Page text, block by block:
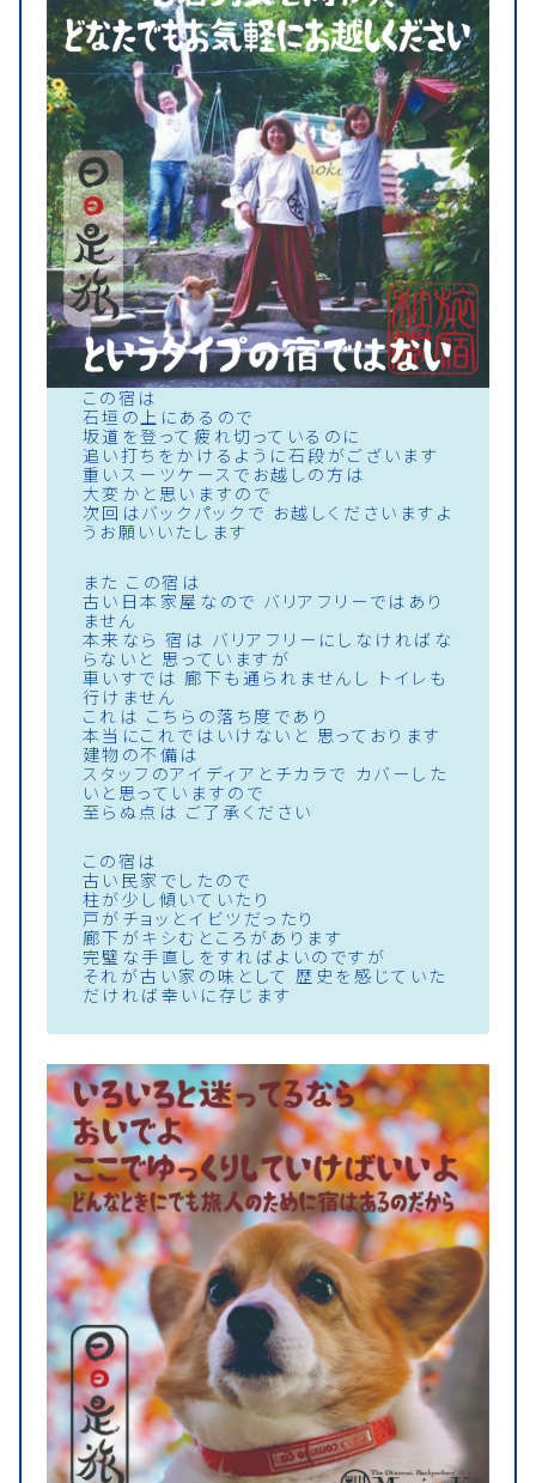
この宿は
石垣の上にあるので
坂道を登って疲れ切っているのに
追い打ちをかけるように石段がございます
重いスーツケースでお越しの方は
大変かと思いますので
次回はバックパックで お越しくださいますよ
うお願いいたします
また この宿は
古い日本家屋なので バリアフリーではあり
ません
本来なら 宿は バリアフリーにしなければな
らないと 思っていますが
車いすでは 廊下も通られませんし トイレも
行けません
これは こちらの落ち度であり
本当にこれではいけないと 思っております
建物の不備は
スタッフのアイディアとチカラで カバーした
いと思っていますので
至らぬ点は ご了承ください
この宿は
古い民家でしたので
柱が少し傾いていたり
戸がチョッとイビツだったり
廊下がキシむところがあります
完璧な手直しをすればよいのですが
それが古い家の味として 歴史を感じていた
だければ幸いに存じます